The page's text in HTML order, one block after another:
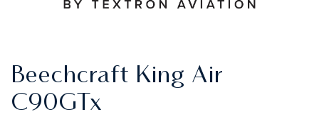
Beechcraft King Air
C90GTx